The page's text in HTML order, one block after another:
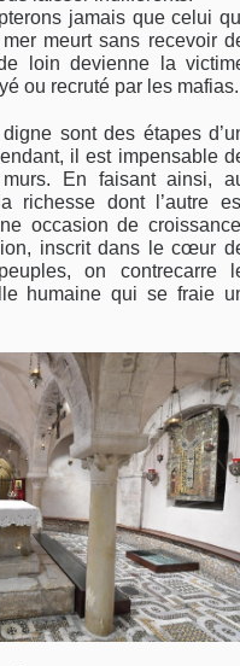
jamais que celui
meurt sans recevoir
loin devienne la
ou recruté par les mafias.
sont des étapes
il est impensable
En faisant ainsi,
richesse dont l’autre
occasion de
inscrit dans le cœur
on contrecarre
humaine qui se fraie